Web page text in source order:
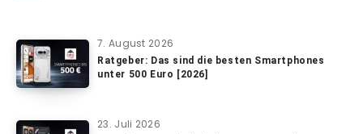
7. August 2026
Ratgeber: Das sind die besten Smartphones
unter 500 Euro [2026]
23. Juli 2026